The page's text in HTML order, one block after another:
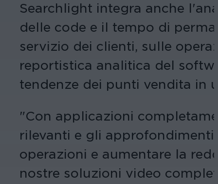
Searchlight integra anche
delle code e il tempo di
servizio dei clienti, sulle
reportistica analitica del
tendenze dei punti vendita in
"Con applicazioni
rilevanti e gli
operazioni e aumentare la
nostre soluzioni video